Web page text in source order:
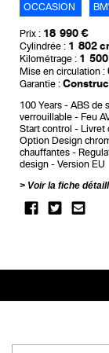
OCCASION
Prix : 18 990 €
Cylindrée : 1 802
Kilométrage : 1
Mise en circulation :
Garantie :
100 Years ABS de
verrouillable
Feu
Start control
Livret
Option Design
chauffantes
design
Version EU
Voir la fiche